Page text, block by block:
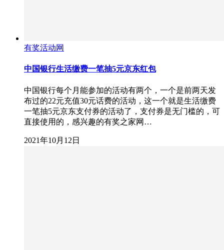
有奖活动网
中国银行生活缴费一笔抽5元京东红包
中国银行每个月能参加的活动有两个，一个是前两天发
布过的22元充值30元话费的活动，这一个就是生活缴费
一笔抽5元京东支付券的活动了，支付券是无门槛的，可
直接使用的，感兴趣的有奖之家网…
2021年10月12日